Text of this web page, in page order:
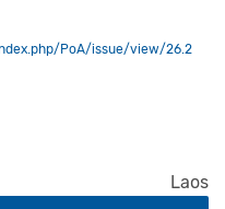
PoA/issue/view/26.2
Laos
kogus